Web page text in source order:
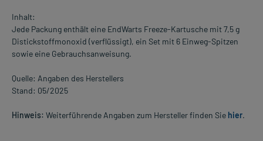
Inhalt:
Jede Packung enthält eine EndWarts Freeze-Kartusche mit 7,5 g
Distickstoffmonoxid (verflüssigt), ein Set mit 6 Einweg-Spitzen
sowie eine Gebrauchsanweisung.
Quelle: Angaben des Herstellers
Stand: 05/2025
Hinweis: Weiterführende Angaben zum Hersteller finden Sie hier.